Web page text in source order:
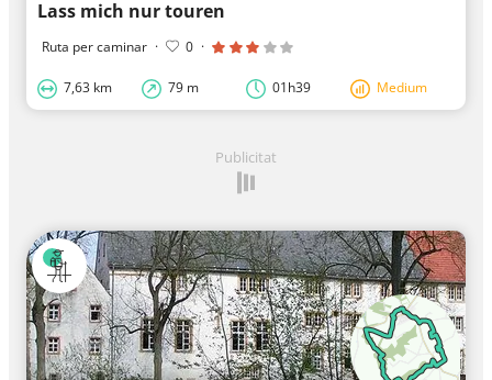
Lass mich nur touren
Ruta per caminar · 0 ·
7,63 km 79 m 01h39 Medium
Publicitat